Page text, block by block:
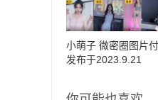
小萌子 微密圈图片
发布于2023.9.21